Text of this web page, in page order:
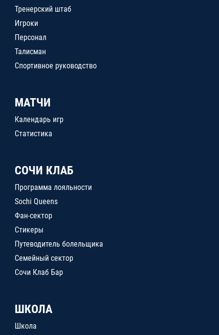
Тренерский штаб
Игроки
Персонал
Талисман
Спортивное руководство
МАТЧИ
Календарь игр
Статистика
СОЧИ КЛАБ
Программа лояльности
Sochi Queens
Фан-сектор
Стикеры
Путеводитель болельщика
Семейный сектор
Сочи Клаб Бар
ШКОЛА
Школа